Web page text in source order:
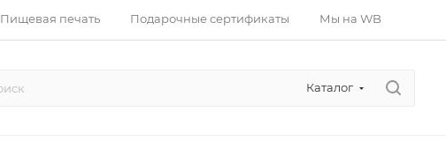
Пищевая печать Подарочные сертификаты Мы на WB
Каталог